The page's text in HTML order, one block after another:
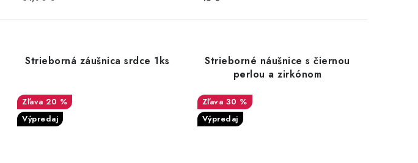
Strieborná záušnica srdce 1ks
20 %
Výpredaj
Strieborné náušnice s čiernou
perlou a zirkónom
30 %
Výpredaj